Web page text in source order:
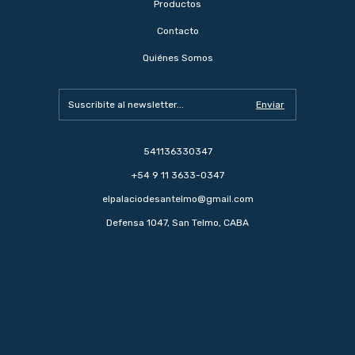
Productos
Contacto
Quiénes Somos
541136330347
+54 9 11 3633-0347
elpalaciodesantelmo@gmail.com
Defensa 1047, San Telmo, CABA